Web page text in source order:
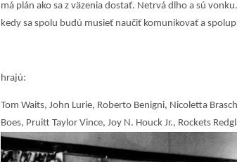
má plán ako sa z väzenia dostať. Netrvá dlho a sú
kedy sa spolu budú musieť naučiť komunikovať a
hrajú:
Tom Waits, John Lurie, Roberto Benigni, Nicoletta
Boes, Pruitt Taylor Vince, Joy N. Houck Jr., Rockets